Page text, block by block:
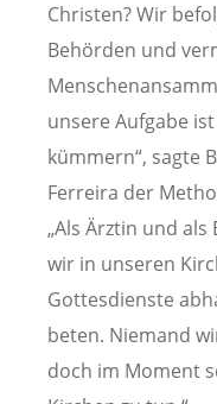
Christen? Wir
Behörden und
unsere Aufgabe
kümmern“, sagte
Ferreira der
„Als Ärztin und
wir in unseren
Gottesdienste
beten. Niemand
doch im Moment